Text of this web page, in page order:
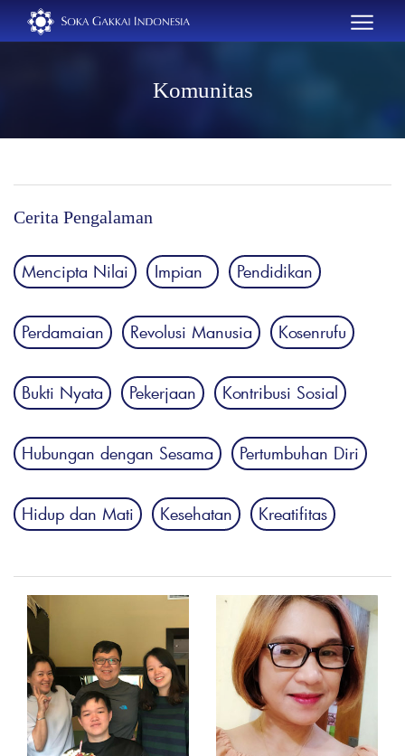
Komunitas
Cerita Pengalaman
Mencipta Nilai Impian Pendidikan
Perdamaian Revolusi Manusia Kosenrufu
Bukti Nyata Pekerjaan Kontribusi Sosial
Hubungan dengan Sesama Pertumbuhan Diri
Hidup dan Mati Kesehatan Kreatifitas